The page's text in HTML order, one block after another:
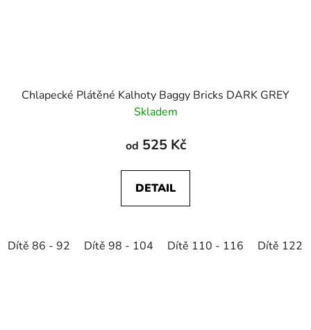
Chlapecké Plátěné Kalhoty Baggy Bricks DARK GREY
Skladem
od 525 Kč
DETAIL
Dítě 86 - 92 Dítě 98 - 104 Dítě 110 - 116 Dítě 122